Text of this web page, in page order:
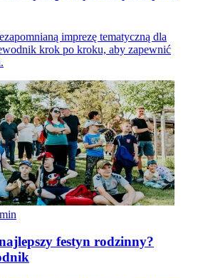
imprezę tematyczną dla
krok po kroku, aby zapewnić
min
festyn rodzinny?